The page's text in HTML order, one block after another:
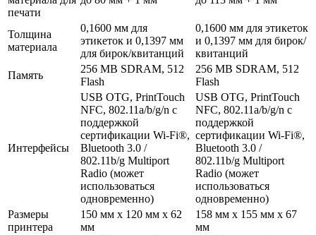
печати
Толщина
материала
0,1600 мм для
этикеток и 0,1397 мм
для бирок/квитанций
0,1600 мм для этикеток
и 0,1397 мм для бирок/
квитанций
Память
256 MB SDRAM, 512
Flash
256 MB SDRAM, 512
Flash
Интерфейсы
USB OTG, PrintTouch
NFC, 802.11a/b/g/n с
поддержкой
сертификации Wi-Fi®,
Bluetooth 3.0 /
802.11b/g Multiport
Radio (может
использоваться
одновременно)
USB OTG, PrintTouch
NFC, 802.11a/b/g/n с
поддержкой
сертификации Wi-Fi®,
Bluetooth 3.0 /
802.11b/g Multiport
Radio (может
использоваться
одновременно)
Размеры
принтера
150 мм x 120 мм x 62
мм
158 мм x 155 мм x 67
мм